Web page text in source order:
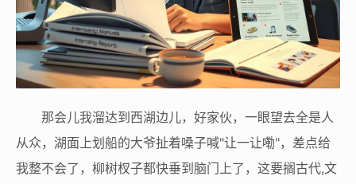
那会儿我溜达到西湖边儿，好家伙，一眼望去全是人
从众，湖面上划船的大爷扯着嗓子喊"让一让嘞"，差点给
我整不会了，柳树杈子都快垂到脑门上了，这要搁古代,文